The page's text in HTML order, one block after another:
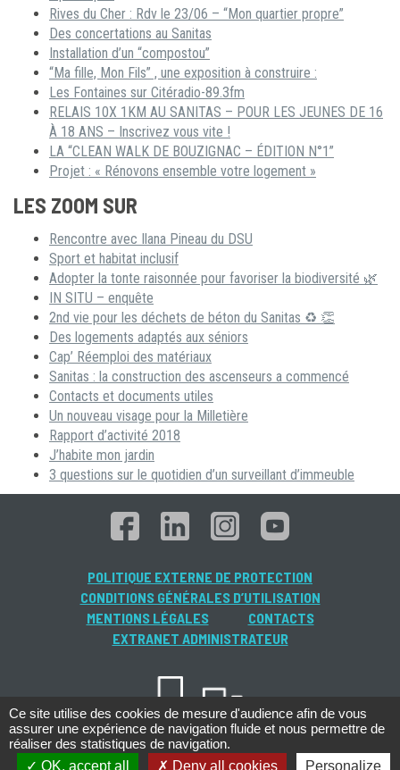
Rives du Cher : Rdv le 23/06 – “Mon quartier propre”
Des concertations au Sanitas
Installation d’un “compostou”
“Ma fille, Mon Fils” , une exposition à construire :
Les Fontaines sur Citéradio-89.3fm
RELAIS 10X 1KM AU SANITAS – POUR LES JEUNES DE 16
À 18 ANS – Inscrivez vous vite !
LA “CLEAN WALK DE BOUZIGNAC – ÉDITION N°1”
Projet : « Rénovons ensemble votre logement »
LES ZOOM SUR
Rencontre avec Ilana Pineau du DSU
Sport et habitat inclusif
Adopter la tonte raisonnée pour favoriser la biodiversité 🌿
IN SITU – enquête
2nd vie pour les déchets de béton du Sanitas ♻ 👏
Des logements adaptés aux séniors
Cap’ Réemploi des matériaux
Sanitas : la construction des ascenseurs a commencé
Contacts et documents utiles
Un nouveau visage pour la Milletière
Rapport d’activité 2018
J’habite mon jardin
3 questions sur le quotidien d’un surveillant d’immeuble
POLITIQUE EXTERNE DE PROTECTION
CONDITIONS GÉNÉRALES D’UTILISATION
MENTIONS LÉGALES
CONTACTS
EXTRANET ADMINISTRATEUR
Ce site utilise des cookies de mesure d'audience afin de vous
assurer une expérience de navigation fluide et nous permettre de
réaliser des statistiques de navigation.
OK, accept all
Deny all cookies Personalize